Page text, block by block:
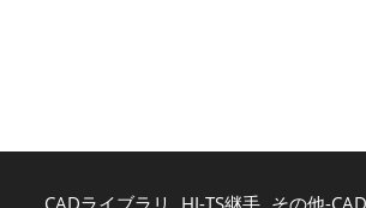
CADライブラリ HI-TS継手 その他-